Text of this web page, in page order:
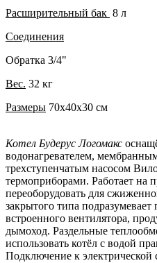
Расширительный бак 8 л
Соединения
Обратка 3/4"
Вес. 32 кг
Размеры 70x40x30 см
Котел Будерус Логомакс
водонагревателем, м
трехступенчатым насосом
термоприборами. Работает на
переоборудовать для
закрытого типа
встроенного вентилятора,
дымоход. Раздельные
использовать котёл с водой
Подключение к электрической